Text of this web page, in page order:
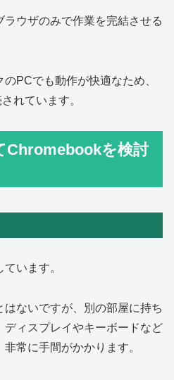
ウザのみで作業を完結させる
PCでも動作が快適なため、
れています。
Chromebookを検討
います。
ないですが、別の部屋に持ち
ィスプレイやキーボードなど
常に手間がかかります。